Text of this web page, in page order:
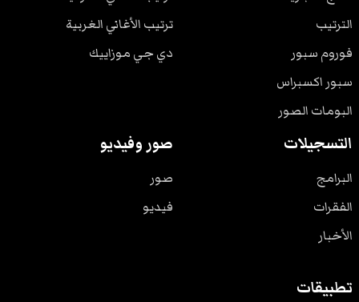
الترتيب
فوروم سبور
سبور اكسبراس
البومات الصور
ترتيب الأغاني الغربية
دي جي موزاييك
التسجيلات
البرامج
الفقرات
الأخبار
صور وفيديو
صور
فيديو
تطبيقات